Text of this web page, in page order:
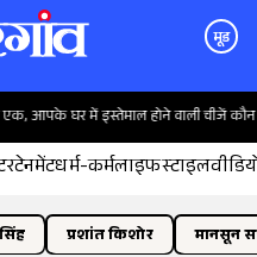
मूड
घर में इस्तेमाल होने वाली चीजें कौन
धर्म-कर्मलाइफस्टाइल
प्रशांत किशोर मानसून